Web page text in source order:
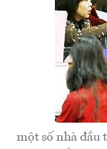
một số nhà đầu